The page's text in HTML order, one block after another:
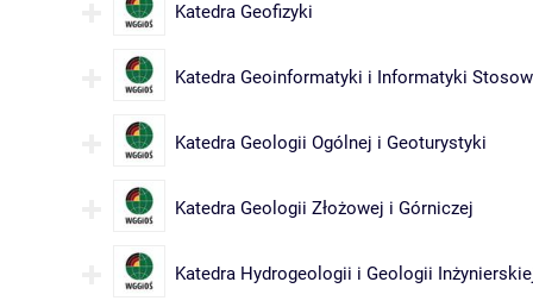
Katedra Geofizyki
Katedra Geoinformatyki i Informatyki
Katedra Geologii Ogólnej i Geoturystyki
Katedra Geologii Złożowej i Górniczej
Katedra Hydrogeologii i Geologii